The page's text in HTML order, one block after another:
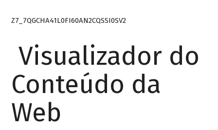
Z7_7QGCHA41L0FI60AN2CQSSI0SV2
Visualizador do
Conteúdo da
Web